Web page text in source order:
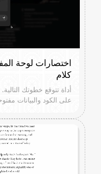
اختصارات لوحة
كلام
أداة تتوقع خطوتك
على الكود والبيانات